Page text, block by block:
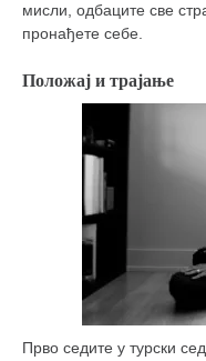
нунчаку
тонфа
тимбеи рочин
тсунами дојо
снимци наступа
галерија клуба
чланарина
мисли, одбаците све
пронађете себе.
Положај и трајање
Прво седите у турски